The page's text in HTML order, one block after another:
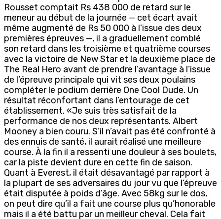
Rousset comptait Rs 438 000 de retard sur le
meneur au début de la journée — cet écart avait
même augmenté de Rs 50 000 à l’issue des deux
premières épreuves —, il a graduellement comblé
son retard dans les troisième et quatrième courses
avec la victoire de New Star et la deuxième place de
The Real Hero avant de prendre l’avantage à l’issue
de l’épreuve principale qui vit ses deux poulains
compléter le podium derrière One Cool Dude. Un
résultat réconfortant dans l’entourage de cet
établissement. «Je suis très satisfait de la
performance de nos deux représentants. Albert
Mooney a bien couru. S’il n’avait pas été confronté à
des ennuis de santé, il aurait réalisé une meilleure
course. À la fin il a ressenti une douleur à ses boulets,
car la piste devient dure en cette fin de saison.
Quant à Everest, il était désavantagé par rapport à
la plupart de ses adversaires du jour vu que l’épreuve
était disputée à poids d’âge. Avec 58kg sur le dos,
on peut dire qu’il a fait une course plus qu’honorable
mais il a été battu par un meilleur cheval. Cela fait